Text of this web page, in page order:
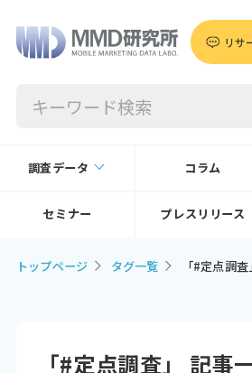
リサ
調査データ コラム
セミナー プレスリリース
トップページ タグ一覧 「#定点調査」
「#定点調査」 記事